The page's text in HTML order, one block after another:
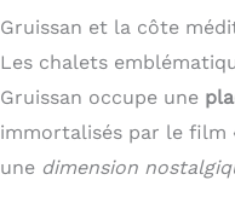
Gruissan et la côte
Les chalets
Gruissan occupe une
immortalisés par le film
une dimension